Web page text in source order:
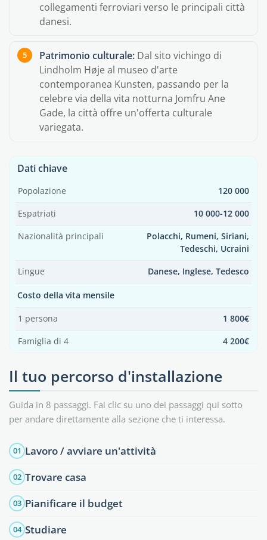
collegamenti ferroviari verso le principali città
danesi.
Patrimonio culturale: Dal sito vichingo di
Lindholm Høje al museo d'arte
contemporanea Kunsten, passando per la
celebre via della vita notturna Jomfru Ane
Gade, la città offre un'offerta culturale
variegata.
Dati chiave
Popolazione 120 000
Espatriati 10 000-12 000
Nazionalità principali
Polacchi, Rumeni, Siriani,
Tedeschi, Ucraini
Lingue Danese, Inglese, Tedesco
Costo della vita mensile
1 persona 1 800€
Famiglia di 4 4 200€
Il tuo percorso d'installazione
Guida in 8 passaggi. Fai clic su uno dei passaggi qui sotto
per andare direttamente alla sezione che ti interessa.
01 Lavoro / avviare un'attività
02 Trovare casa
03 Pianificare il budget
04 Studiare